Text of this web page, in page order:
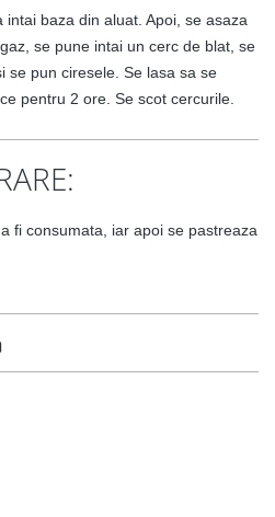
baza din aluat. Apoi, se asaza
se pune intai un cerc de blat, se
se pun ciresele. Se lasa sa se
pentru 2 ore. Se scot cercurile.
fi consumata, iar apoi se pastreaza